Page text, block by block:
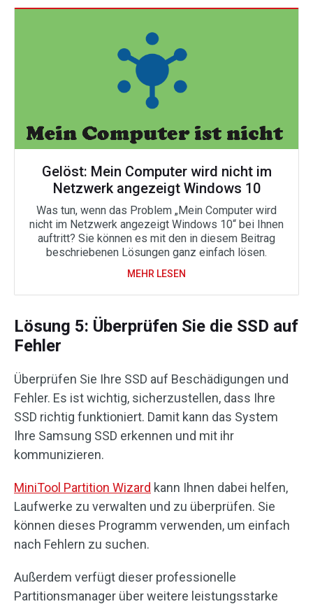
Gelöst: Mein Computer wird nicht im
Netzwerk angezeigt Windows 10
Was tun, wenn das Problem „Mein Computer wird
nicht im Netzwerk angezeigt Windows 10“ bei Ihnen
auftritt? Sie können es mit den in diesem Beitrag
beschriebenen Lösungen ganz einfach lösen.
MEHR LESEN
Lösung 5: Überprüfen Sie die SSD auf
Fehler
Überprüfen Sie Ihre SSD auf Beschädigungen und
Fehler. Es ist wichtig, sicherzustellen, dass Ihre
SSD richtig funktioniert. Damit kann das System
Ihre Samsung SSD erkennen und mit ihr
kommunizieren.
MiniTool Partition Wizard kann Ihnen dabei helfen,
Laufwerke zu verwalten und zu überprüfen. Sie
können dieses Programm verwenden, um einfach
nach Fehlern zu suchen.
Außerdem verfügt dieser professionelle
Partitionsmanager über weitere leistungsstarke